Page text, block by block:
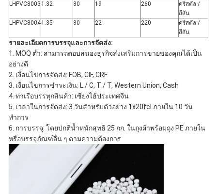
LHPVC8003 1.32 80 19 260
คริสตัล /
สีสัน
LHPVC80041.35 80 22 220
คริสตัล /
สีสัน
รายละเอียดการบรรจุและการจัดส่ง:
1. MOQ ต่ำ: สามารถตอบสนองธุรกิจส่งเสริมการขายของคุณได้เป็น
อย่างดี
2. เงื่อนไขการจัดส่ง: FOB, CIF, CRF
3. เงื่อนไขการชำระเงิน: L / C, T / T, Western Union, Cash
4. ท่าเรือบรรทุกสินค้า: เซี่ยงไฮ้ประเทศจีน
5. เวลาในการจัดส่ง: 3 วันสำหรับตัวอย่าง 1x20fcl ภายใน 10 วัน
ทำการ
6. การบรรจุ: โดยปกติน้ำหนักสุทธิ 25 กก. ในถุงผ้าพร้อมถุง PE ภายใน
หรือบรรจุภัณฑ์อื่น ๆ ตามความต้องการ